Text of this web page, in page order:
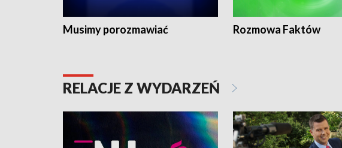
Musimy porozmawiać Rozmowa Faktów
RELACJE Z WYDARZEŃ